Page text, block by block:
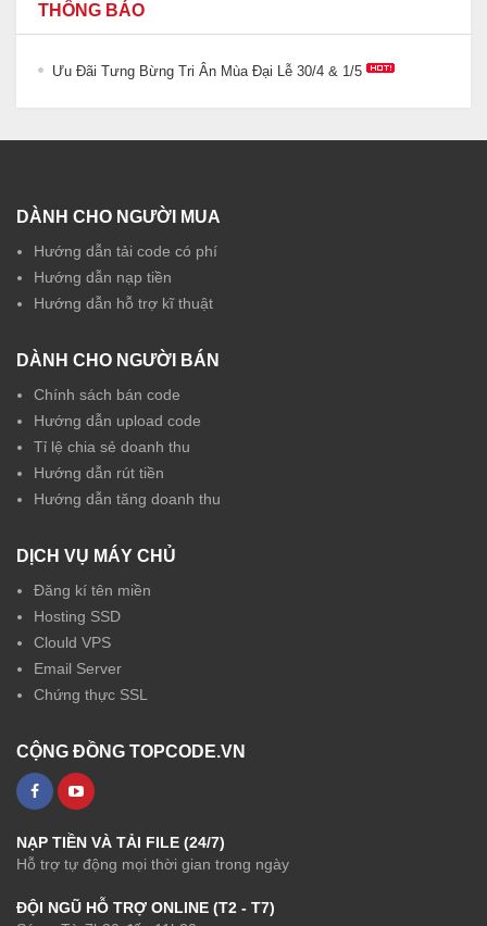
THÔNG BÁO
Ưu Đãi Tưng Bừng Tri Ân Mùa Đại Lễ 30/4 & 1/5
DÀNH CHO NGƯỜI MUA
Hướng dẫn tải code có phí
Hướng dẫn nạp tiền
Hướng dẫn hỗ trợ kĩ thuật
DÀNH CHO NGƯỜI BÁN
Chính sách bán code
Hướng dẫn upload code
Tỉ lệ chia sẻ doanh thu
Hướng dẫn rút tiền
Hướng dẫn tăng doanh thu
DỊCH VỤ MÁY CHỦ
Đăng kí tên miền
Hosting SSD
Clould VPS
Email Server
Chứng thực SSL
CỘNG ĐỒNG TOPCODE.VN
NẠP TIỀN VÀ TẢI FILE (24/7)
Hỗ trợ tự động mọi thời gian trong ngày
ĐỘI NGŨ HỖ TRỢ ONLINE (T2 - T7)